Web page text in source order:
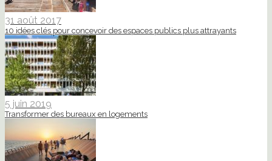
31 août 2017
10 idées clés pour concevoir des espaces publics plus attrayants
5 juin 2019
Transformer des bureaux en logements